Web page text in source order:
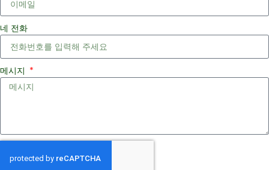
네 전화
메시지